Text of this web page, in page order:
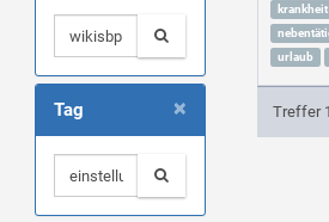
×
Tag
krankheit
urlaub
Treffer